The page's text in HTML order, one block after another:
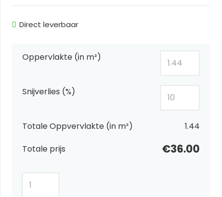
Direct leverbaar
Oppervlakte (in m²)
Snijverlies (%)
Totale Oppvervlakte (in m²)
1.44
Totale prijs
€36.00